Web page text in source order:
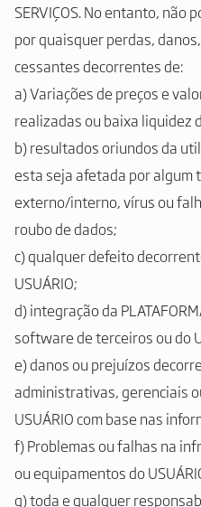
SERVIÇOS. No entanto,
por quaisquer perdas,
cessantes decorrentes de:
a) Variações de preços e
realizadas ou baixa liquidez
b) resultados oriundos da
esta seja afetada por algum
externo/interno, vírus ou
roubo de dados;
c) qualquer defeito
USUÁRIO;
d) integração da
software de terceiros ou do
e) danos ou prejuízos
administrativas, gerenciais
USUÁRIO com base nas
f) Problemas ou falhas na
ou equipamentos do
g) toda e qualquer